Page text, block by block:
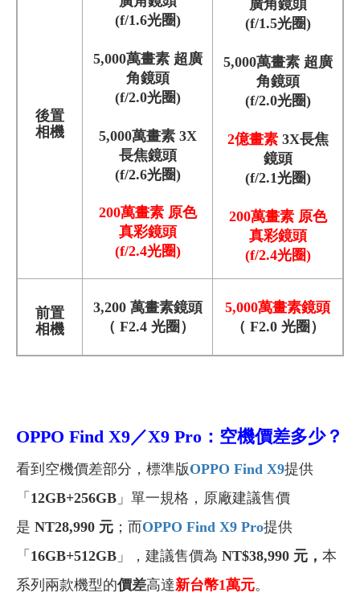
後置
相機
(f/1.6光圈)
5,000萬畫素 超廣
角鏡頭
(f/2.0光圈)
5,000萬畫素 3X
長焦鏡頭
(f/2.6光圈)
200萬畫素 原色
真彩鏡頭
(f/2.4光圈)
廣角鏡頭
(f/1.5光圈)
5,000萬畫素 超廣
角鏡頭
(f/2.0光圈)
2億畫素3X長焦
鏡頭
(f/2.1光圈)
200萬畫素 原色
真彩鏡頭
(f/2.4光圈)
前置
相機
3,200 萬畫素鏡頭
（ F2.4 光圈）
5,000萬畫素鏡頭
（ F2.0 光圈）
OPPO Find X9／X9 Pro：空機價差多少？
看到空機價差部分，標準版OPPO Find X9提供
「 12GB+256GB 」單一規格，原廠建議售價
是 NT28,990 元 ；而OPPO Find X9 Pro提供
「 16GB+512GB 」，建議售價為 NT$38,990 元， 本
系列兩款機型的價差高達新台幣1萬元。